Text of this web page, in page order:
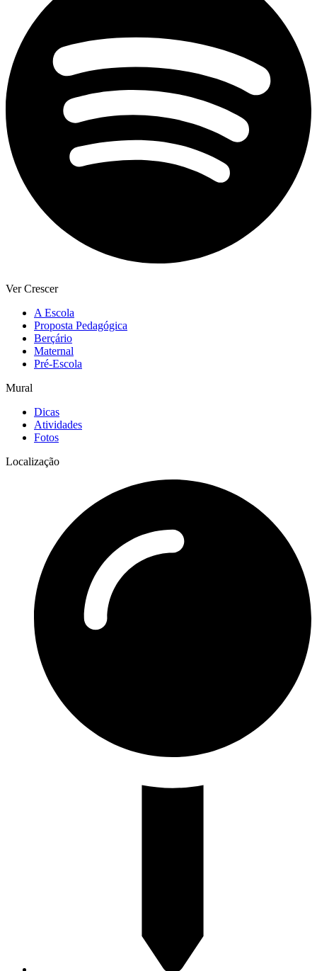
Ver Crescer
A Escola
Proposta Pedagógica
Berçário
Maternal
Pré-Escola
Mural
Dicas
Atividades
Fotos
Localização